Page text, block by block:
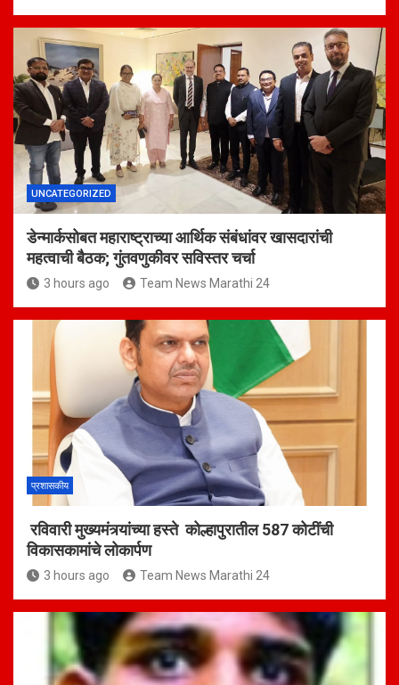
UNCATEGORIZED
डेन्मार्कसोबत महाराष्ट्राच्या आर्थिक संबंधांवर खासदारांची
महत्वाची बैठक; गुंतवणुकीवर सविस्तर चर्चा
3 hours ago Team News Marathi 24
प्रशासकीय
रविवारी मुख्यमंत्र्यांच्या हस्ते कोल्हापुरातील 587 कोटींची
विकासकामांचे लोकार्पण
3 hours ago Team News Marathi 24